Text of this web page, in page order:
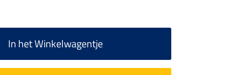
In het Winkelwagentje